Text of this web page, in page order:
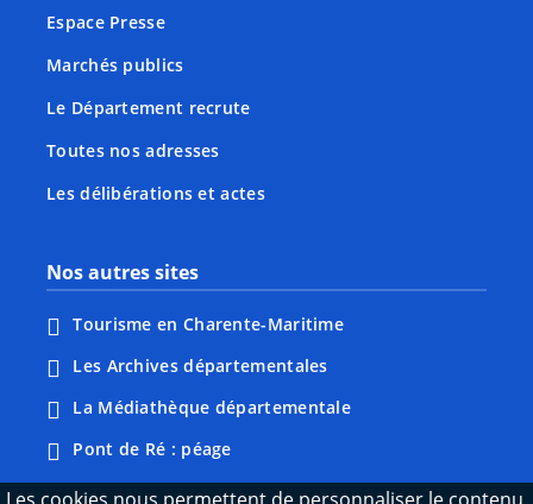
Espace Presse
Marchés publics
Le Département recrute
Toutes nos adresses
Les délibérations et actes
Nos autres sites
Tourisme en Charente-Maritime
Les Archives départementales
La Médiathèque départementale
Pont de Ré : péage
Webcams : Ré info trafic